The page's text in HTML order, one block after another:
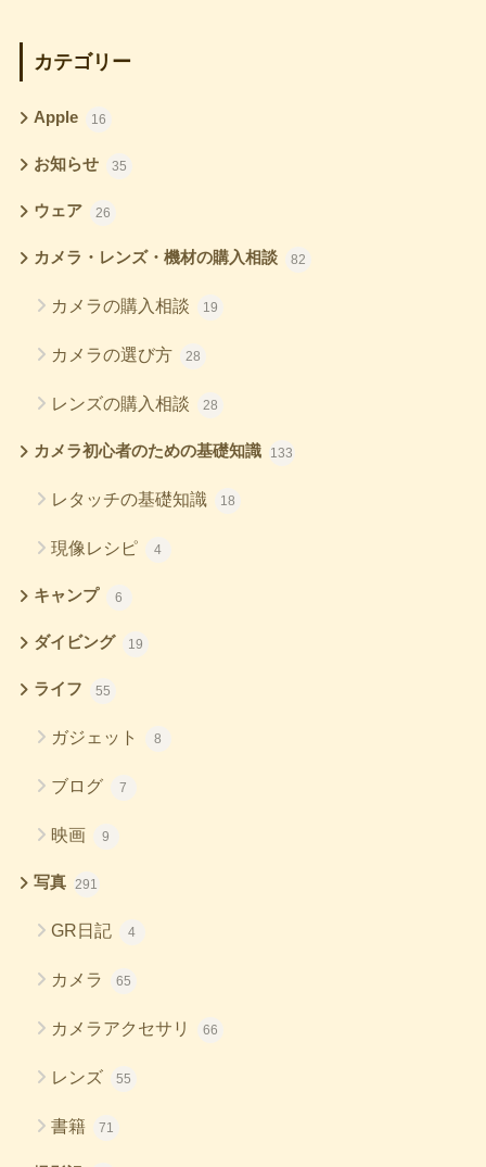
カテゴリー
Apple 16
お知らせ 35
ウェア 26
カメラ・レンズ・機材の購入相談 82
カメラの購入相談 19
カメラの選び方 28
レンズの購入相談 28
カメラ初心者のための基礎知識 133
レタッチの基礎知識 18
現像レシピ 4
キャンプ 6
ダイビング 19
ライフ 55
ガジェット 8
ブログ 7
映画 9
写真 291
GR日記 4
カメラ 65
カメラアクセサリ 66
レンズ 55
書籍 71